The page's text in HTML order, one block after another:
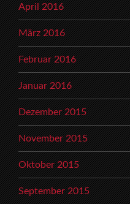
April 2016
März 2016
Februar 2016
Januar 2016
Dezember 2015
November 2015
Oktober 2015
September 2015